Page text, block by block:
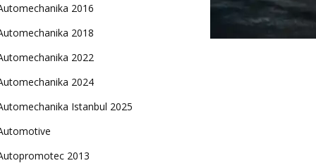
2016
2018
2022
2024
Istanbul 2025
2013